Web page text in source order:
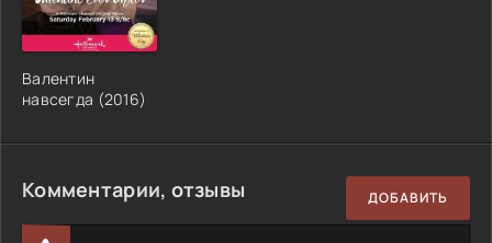
Валентин
навсегда (2016)
Комментарии, отзывы ДОБАВИТЬ